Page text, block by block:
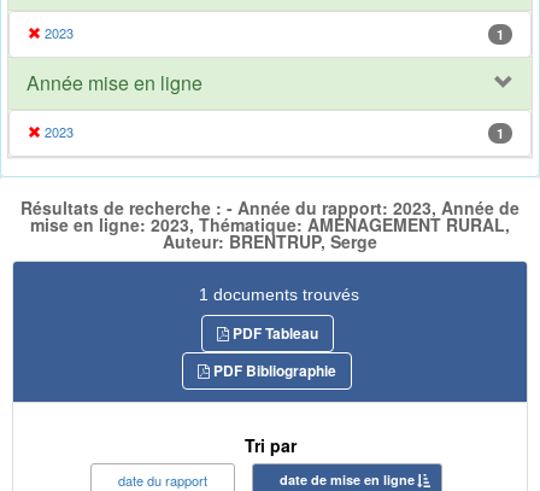
2023 1
Année mise en ligne
2023 1
Résultats de recherche : - Année du rapport: 2023, Année de
mise en ligne: 2023, Thématique: AMENAGEMENT RURAL,
Auteur: BRENTRUP, Serge
1 documents trouvés
PDF Tableau
PDF Bibliographie
Tri par
date du rapport date de mise en ligne